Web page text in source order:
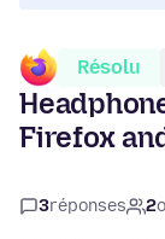
Résolu
Firefox
3réponses 2